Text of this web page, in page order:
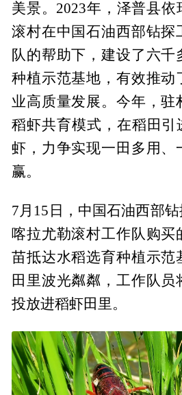
美景。2023年，泽普县
滚村在中国石油西部钻探
队的帮助下，建设了六千
种植示范基地，有效推动
业高质量发展。今年，驻
稻虾共育模式，在稻田引
虾，力争实现一田多用、
赢。
7月15日，中国石油西部
喀拉尤勒滚村工作队购买
苗抵达水稻选育种植示范
田里波光粼粼，工作队员
投放进稻虾田里。